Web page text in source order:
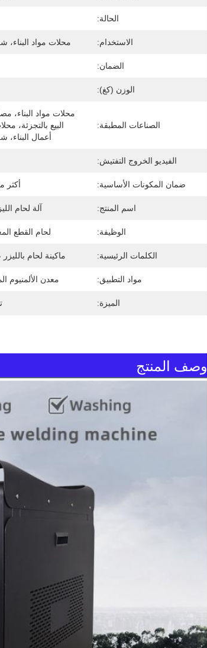
الحالة:
الاستخدام: محلات مواد البناء،
الضمان:
الوزن (كغ):
الصناعات المطبقة:
أعمال البناء،
الفيديو الخروج التفتيش:
ضمان المكونات الأساسية: أكثر من 5
اسم المنتج: آلة لحام
الوظيفة: لحام القطع
الكلمات الرئيسية: ماكينة لحام بالليزر
مواد التطبيق: معدن الألمنيوم
الميزة:
وصف المنتج